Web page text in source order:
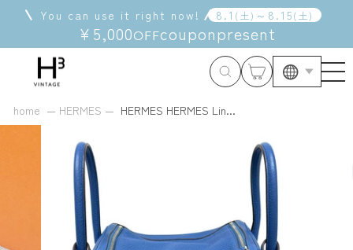
You can use it right now! 8 . 1 ( 土) ～ 8 . 15( 土)
¥5,000OFFcouponpresent
home HERMES HERMES HERMES Lin...